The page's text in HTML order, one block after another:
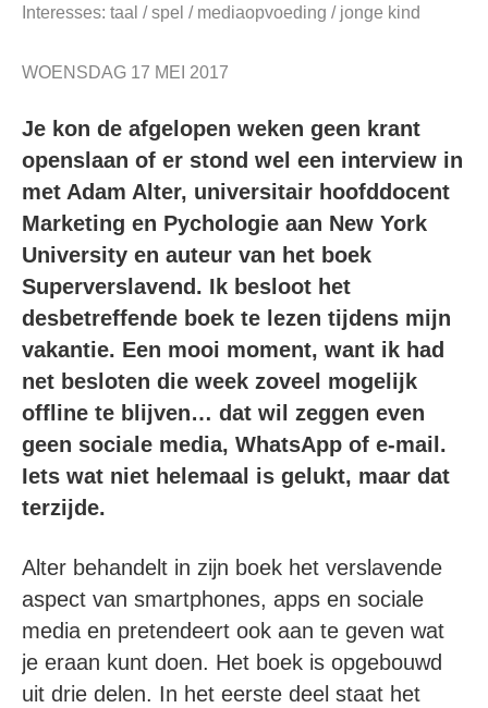
Interesses: taal / spel / mediaopvoeding / jonge kind
WOENSDAG 17 MEI 2017
Je kon de afgelopen weken geen krant
openslaan of er stond wel een interview in
met Adam Alter, universitair hoofddocent
Marketing en Pychologie aan New York
University en auteur van het boek
Superverslavend. Ik besloot het
desbetreffende boek te lezen tijdens mijn
vakantie. Een mooi moment, want ik had
net besloten die week zoveel mogelijk
offline te blijven… dat wil zeggen even
geen sociale media, WhatsApp of e-mail.
Iets wat niet helemaal is gelukt, maar dat
terzijde.
Alter behandelt in zijn boek het verslavende
aspect van smartphones, apps en sociale
media en pretendeert ook aan te geven wat
je eraan kunt doen. Het boek is opgebouwd
uit drie delen. In het eerste deel staat het